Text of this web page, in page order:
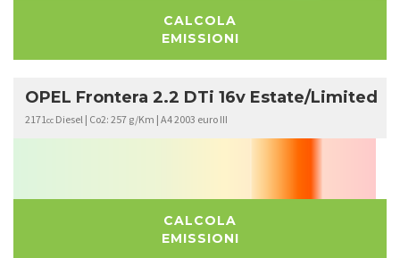
CALCOLA
EMISSIONI
OPEL Frontera 2.2 DTi 16v Estate/Limited
2171cc Diesel | Co2: 257 g/Km | A4 2003 euro III
CALCOLA
EMISSIONI